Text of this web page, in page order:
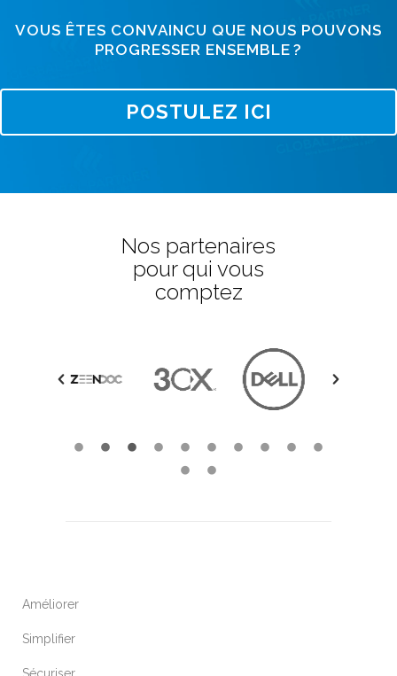
VOUS ÊTES CONVAINCU QUE NOUS POUVONS
PROGRESSER ENSEMBLE ?
POSTULEZ ICI
Nos partenaires
pour qui vous
comptez
Améliorer
Simplifier